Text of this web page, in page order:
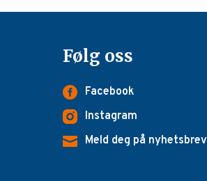
Følg oss
Facebook
Instagram
Meld deg på nyhetsbrev